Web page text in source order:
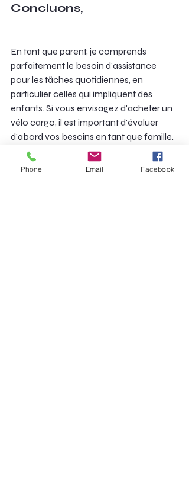
Concluons,
En tant que parent, je comprends
parfaitement le besoin d'assistance
pour les tâches quotidiennes, en
particulier celles qui impliquent des
enfants. Si vous envisagez d'acheter un
vélo cargo, il est important d'évaluer
d'abord vos besoins en tant que famille.
Parfois, nous pouvons prendre des
Phone Email Facebook